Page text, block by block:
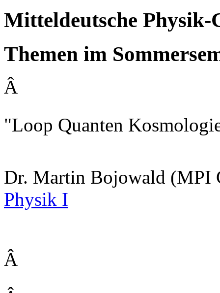
Mitteldeutsche Physik-
Themen im
Â
"Loop Quanten
Dr. Martin Bojowald (MPI
Physik I
Â